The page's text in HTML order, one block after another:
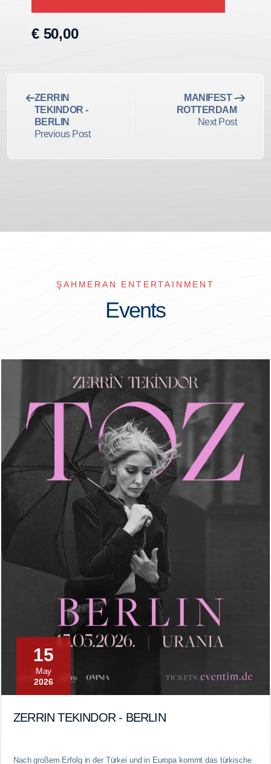
€ 50,00
ZERRIN
TEKINDOR -
BERLIN
Previous Post
MANIFEST -
ROTTERDAM
Next Post
ŞAHMERAN ENTERTAINMENT
Events
15
May
2026
ZERRIN TEKINDOR - BERLIN
Nach großem Erfolg in der Türkei und in Europa kommt das türkische